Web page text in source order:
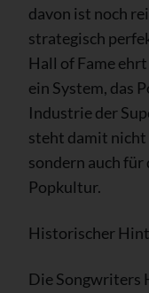
davon ist noch
strategisch
Hall of Fame
ein System, das
Industrie der
steht damit
sondern auch
Popkultur.
Historischer
Die Songwriters